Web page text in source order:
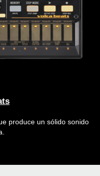
produce un sólido sonido